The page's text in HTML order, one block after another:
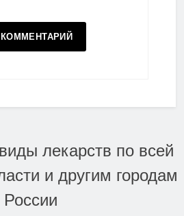
лекарств по всей
и другим городам
России